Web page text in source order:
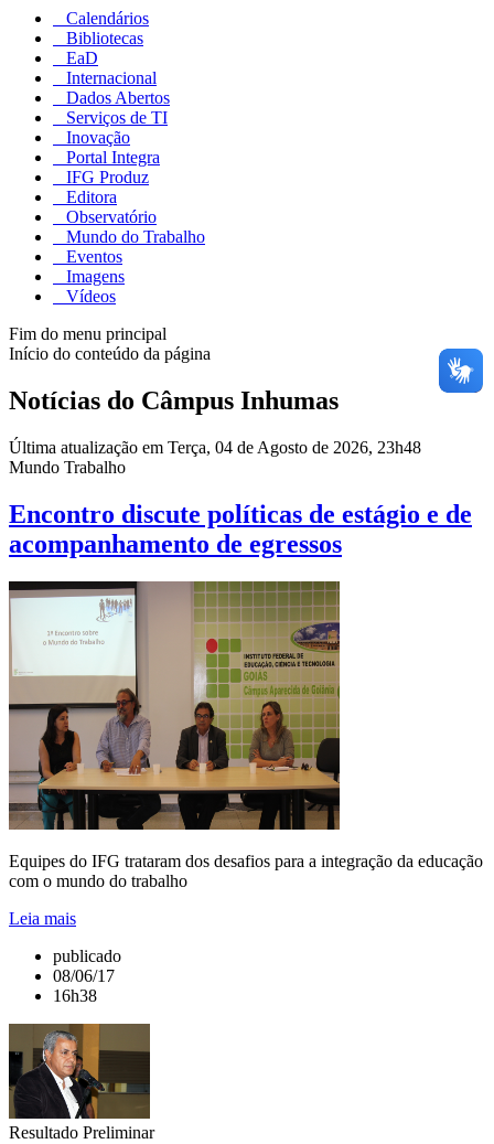
Calendários
Bibliotecas
EaD
Internacional
Dados Abertos
Serviços de TI
Inovação
Portal Integra
IFG Produz
Editora
Observatório
Mundo do Trabalho
Eventos
Imagens
Vídeos
Fim do menu principal
Início do conteúdo da página
Notícias do Câmpus Inhumas
Última atualização em Terça, 04 de Agosto de 2026, 23h48
Mundo Trabalho
Encontro discute políticas de estágio e de
acompanhamento de egressos
Equipes do IFG trataram dos desafios para a integração da educação
com o mundo do trabalho
Leia mais
publicado
08/06/17
16h38
Resultado Preliminar